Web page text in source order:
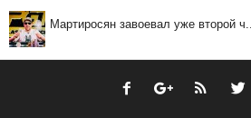
Мартиросян завоевал уже второй ч...